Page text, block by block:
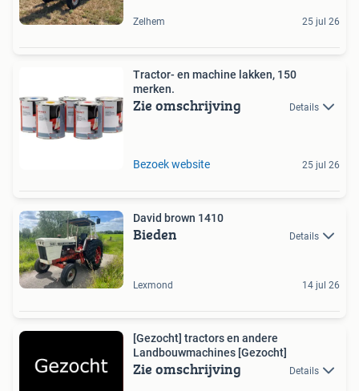
Zelhem 25 jul 26
Tractor- en machine lakken, 150
merken.
Zie omschrijving Details
Bezoek website 25 jul 26
David brown 1410
Bieden Details
Lexmond 14 jul 26
[Gezocht] tractors en andere
Landbouwmachines [Gezocht]
Zie omschrijving Details